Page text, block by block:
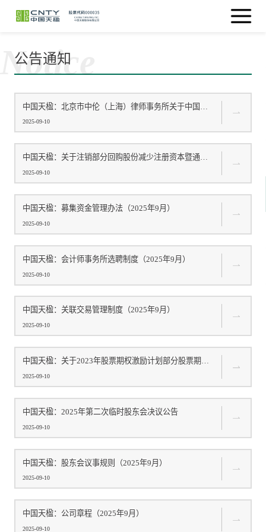
公告通知
Notice
2025-09-10
中国天楹：关于注销部分回购股份减少注册资本暨通知债权...
2025-09-10
中国天楹：募集资金管理办法（2025年9月） ​
2025-09-10
中国天楹：会计师事务所选聘制度（2025年9月）
2025-09-10
中国天楹：关联交易管理制度（2025年9月）
2025-09-10
中国天楹：关于2023年股票期权激励计划部分股票期权...
2025-09-10
中国天楹：2025年第二次临时股东会决议公告
2025-09-10
中国天楹：股东会议事规则（2025年9月）
2025-09-10
中国天楹：公司章程（2025年9月）
2025-09-10